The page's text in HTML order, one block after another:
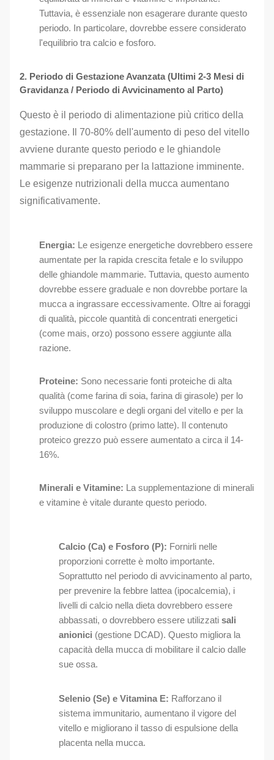
Tuttavia, è essenziale non esagerare durante questo
periodo. In particolare, dovrebbe essere considerato
l'equilibrio tra calcio e fosforo.
2. Periodo di Gestazione Avanzata (Ultimi 2-3 Mesi di
Gravidanza / Periodo di Avvicinamento al Parto)
Questo è il periodo di alimentazione più critico della
gestazione. Il 70-80% dell'aumento di peso del vitello
avviene durante questo periodo e le ghiandole
mammarie si preparano per la lattazione imminente.
Le esigenze nutrizionali della mucca aumentano
significativamente.
Energia: Le esigenze energetiche dovrebbero essere
aumentate per la rapida crescita fetale e lo sviluppo
delle ghiandole mammarie. Tuttavia, questo aumento
dovrebbe essere graduale e non dovrebbe portare la
mucca a ingrassare eccessivamente. Oltre ai foraggi
di qualità, piccole quantità di concentrati energetici
(come mais, orzo) possono essere aggiunte alla
razione.
Proteine: Sono necessarie fonti proteiche di alta
qualità (come farina di soia, farina di girasole) per lo
sviluppo muscolare e degli organi del vitello e per la
produzione di colostro (primo latte). Il contenuto
proteico grezzo può essere aumentato a circa il 14-
16%.
Minerali e Vitamine: La supplementazione di minerali
e vitamine è vitale durante questo periodo.
Calcio (Ca) e Fosforo (P): Fornirli nelle
proporzioni corrette è molto importante.
Soprattutto nel periodo di avvicinamento al parto,
per prevenire la febbre lattea (ipocalcemia), i
livelli di calcio nella dieta dovrebbero essere
abbassati, o dovrebbero essere utilizzati sali
anionici (gestione DCAD). Questo migliora la
capacità della mucca di mobilitare il calcio dalle
sue ossa.
Selenio (Se) e Vitamina E: Rafforzano il
sistema immunitario, aumentano il vigore del
vitello e migliorano il tasso di espulsione della
placenta nella mucca.